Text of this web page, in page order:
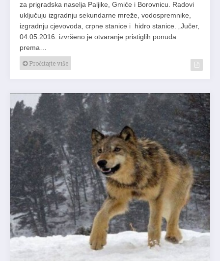
za prigradska naselja Paljike, Gmiće i Borovnicu. Radovi
uključuju izgradnju sekundarne mreže, vodospremnike,
izgradnju cjevovoda, crpne stanice i hidro stanice. „Jučer,
04.05.2016. izvršeno je otvaranje pristiglih ponuda
prema…
Pročitajte više